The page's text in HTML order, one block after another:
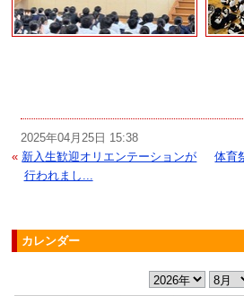
2025年04月25日 15:38
« 新入生歓迎オリエンテーションが
行われまし...
体育
カレンダー